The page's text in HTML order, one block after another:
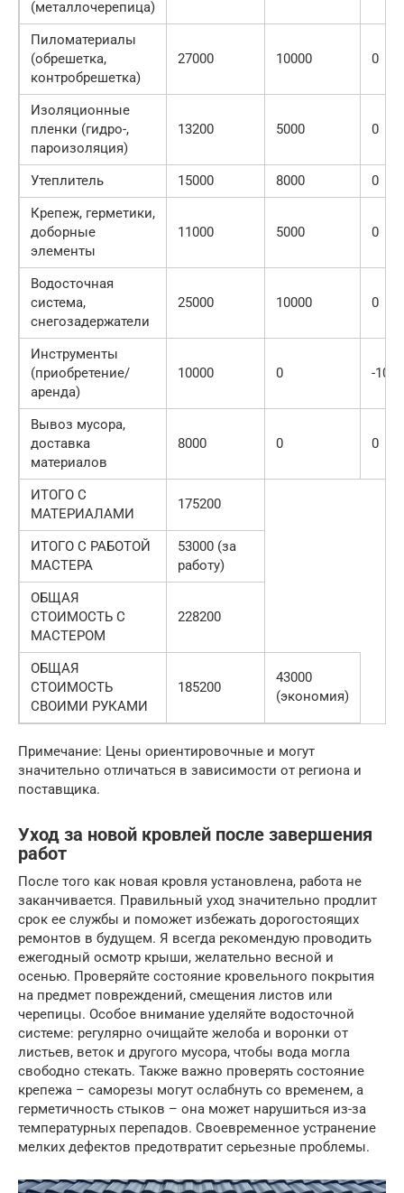
(металлочерепица)
Пиломатериалы
(обрешетка,
контробрешетка)
27000 10000 0
Изоляционные
пленки (гидро-,
пароизоляция)
13200 5000 0
Утеплитель 15000 8000
0
Крепеж, герметики,
доборные
элементы
11000 5000 0
Водосточная
система,
снегозадержатели
25000 10000 0
Инструменты
(приобретение/
аренда)
10000 0 -
Вывоз мусора,
доставка
материалов
8000 0 0
ИТОГО С
МАТЕРИАЛАМИ
175200
ИТОГО С РАБОТОЙ
МАСТЕРА
53000 (за
работу)
ОБЩАЯ
СТОИМОСТЬ С
МАСТЕРОМ
228200
ОБЩАЯ
СТОИМОСТЬ
СВОИМИ РУКАМИ
185200
43000
(экономия)
Примечание: Цены ориентировочные и могут
значительно отличаться в зависимости от региона и
поставщика.
Уход за новой кровлей после завершения
работ
После того как новая кровля установлена, работа не
заканчивается. Правильный уход значительно продлит
срок ее службы и поможет избежать дорогостоящих
ремонтов в будущем. Я всегда рекомендую проводить
ежегодный осмотр крыши, желательно весной и
осенью. Проверяйте состояние кровельного покрытия
на предмет повреждений, смещения листов или
черепицы. Особое внимание уделяйте водосточной
системе: регулярно очищайте желоба и воронки от
листьев, веток и другого мусора, чтобы вода могла
свободно стекать. Также важно проверять состояние
крепежа – саморезы могут ослабнуть со временем, а
герметичность стыков – она может нарушиться из-за
температурных перепадов. Своевременное устранение
мелких дефектов предотвратит серьезные проблемы.